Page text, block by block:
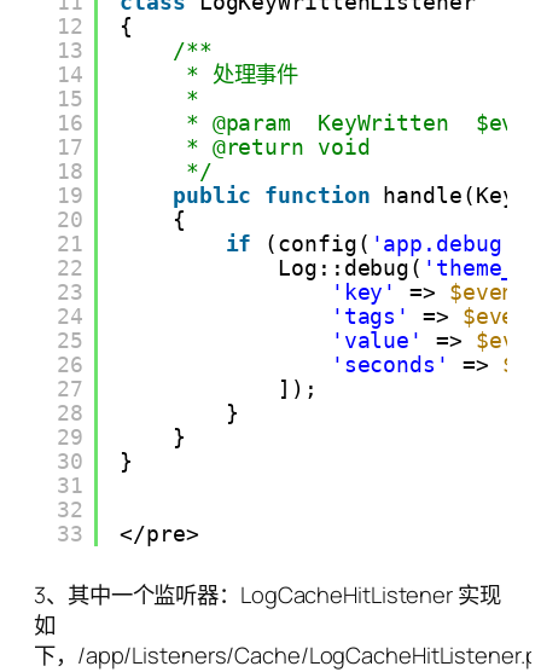
12
13
14
15
16
17
18
19
20
21
22
23
24
25
26
27
28
29
30
31
32
33
{
/**
* 处理事件
*
* @param  KeyWritten
* @return void
*/
public
function
{
if
(config( 'app.debug'
Log::debug(
'key'
=> $event
'tags'
=> $event
'value'
=>
'seconds'
=>
]);
}
}
}
</pre>
3、其中一个监听器：LogCacheHitListener 实现
如
下，/app/Listeners/Cache/